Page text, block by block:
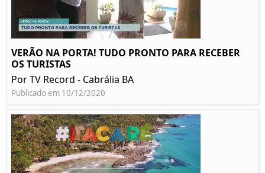
VERÃO NA PORTA! TUDO PRONTO PARA RECEBER
OS TURISTAS
Por TV Record - Cabrália BA
Publicado em 10/12/2020